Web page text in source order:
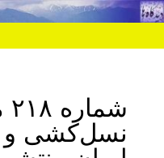
نسل‌کشی و